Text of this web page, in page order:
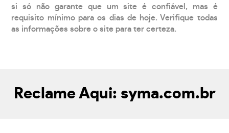
si só não garante que um site é confiável, mas é
requisito mínimo para os dias de hoje. Verifique todas
as informações sobre o site para ter certeza.
Reclame Aqui: syma.com.br